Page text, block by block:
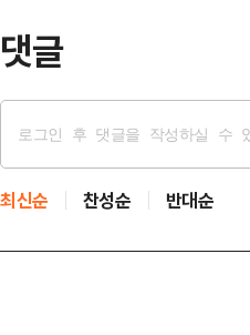
댓글
최신순 찬성순 반대순